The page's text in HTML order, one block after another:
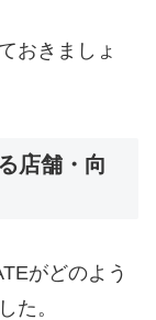
おきましょ
店舗・向
がどのよう
た。